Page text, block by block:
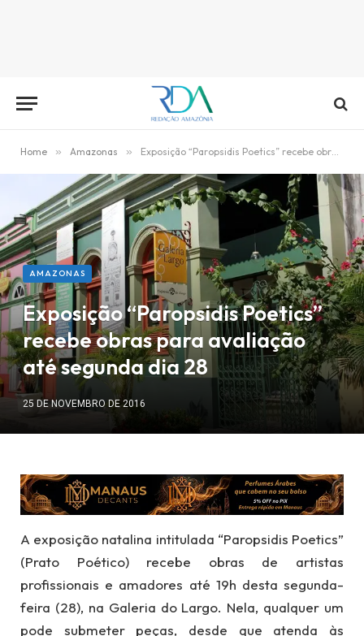
Home » Amazonas » Exposição “Paropsidis Poetics” recebe obras para avaliação até segunda dia 28
AMAZONAS
Exposição “Paropsidis Poetics”
recebe obras para avaliação
até segunda dia 28
25 DE NOVEMBRO DE 2016
A exposição natalina intitulada “Paropsidis Poetics”
(Prato Poético) recebe obras de artistas
profissionais e amadores até 19h desta segunda-
feira (28), na Galeria do Largo. Nela, qualquer um
pode submeter peças, desde que atenda às